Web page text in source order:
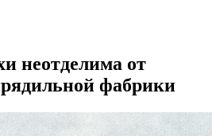
неотделима от
фабрики